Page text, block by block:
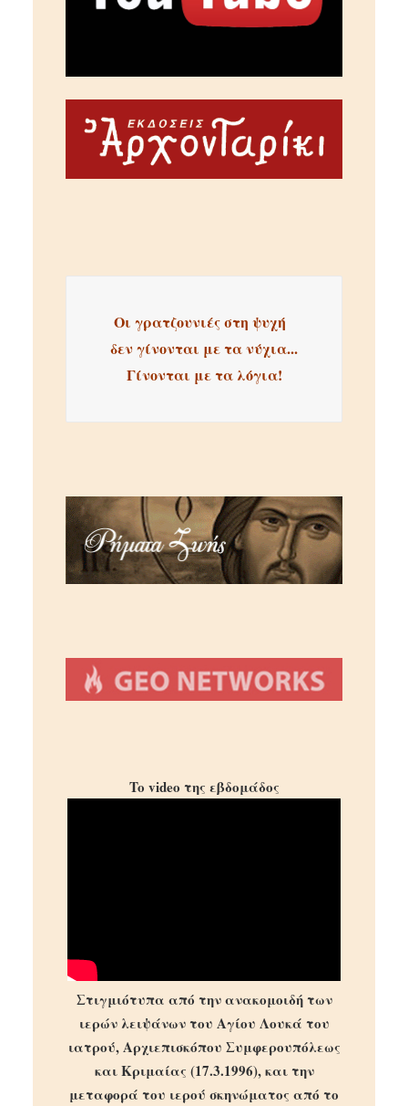
Οι γρατζουνιές στη ψυχή
δεν γίνονται με τα νύχια...
Γίνονται με τα λόγια!
To video της εβδομάδος
Στιγμιότυπα από την ανακομοιδή των
ιερών λειψάνων του Αγίου Λουκά του
ιατρού, Αρχιεπισκόπου Συμφερουπόλεως
και Κριμαίας (17.3.1996), και την
μεταφορά του ιερού σκηνώματος από το